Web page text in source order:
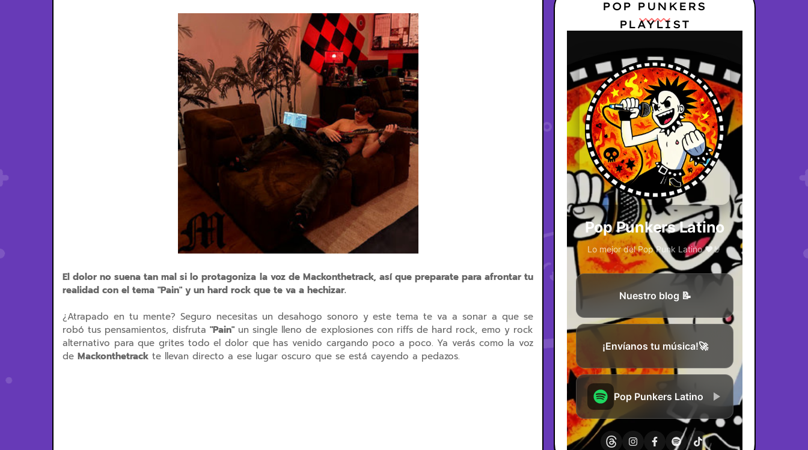
El dolor no suena tan mal si lo protagoniza la voz de Mackonthetrack, así que preparate para afrontar tu
realidad con el tema "Pain" y un hard rock que te va a hechizar.
¿Atrapado en tu mente? Seguro necesitas un desahogo sonoro y este tema te va a sonar a que se
robó tus pensamientos, disfruta "Pain"un single lleno de explosiones con riffs de hard rock, emo y rock
alternativo para que grites todo el dolor que has venido cargando poco a poco. Ya verás como la voz
de Mackonthetrack te llevan directo a ese lugar oscuro que se está cayendo a pedazos.
POP PUNKERS
PLAYLIST